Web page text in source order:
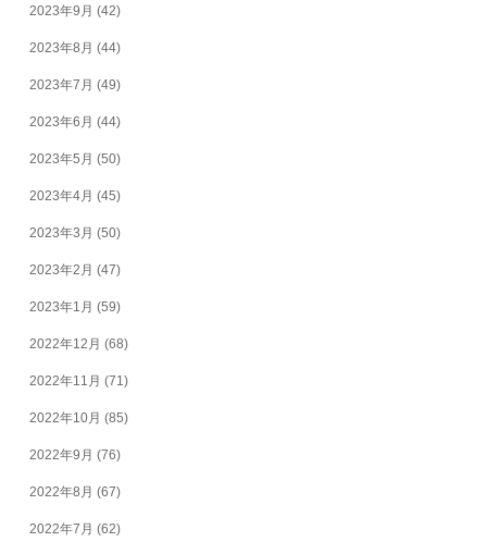
2023年9月 (42)
2023年8月 (44)
2023年7月 (49)
2023年6月 (44)
2023年5月 (50)
2023年4月 (45)
2023年3月 (50)
2023年2月 (47)
2023年1月 (59)
2022年12月 (68)
2022年11月 (71)
2022年10月 (85)
2022年9月 (76)
2022年8月 (67)
2022年7月 (62)